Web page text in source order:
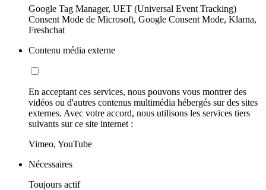
Google Tag Manager, UET (Universal Event Tracking)
Consent Mode de Microsoft, Google Consent Mode, Klarna,
Freshchat
Contenu média externe
En acceptant ces services, nous pouvons vous montrer des
vidéos ou d'autres contenus multimédia hébergés sur des sites
externes. Avec votre accord, nous utilisons les services tiers
suivants sur ce site internet :
Vimeo, YouTube
Nécessaires
Toujours actif